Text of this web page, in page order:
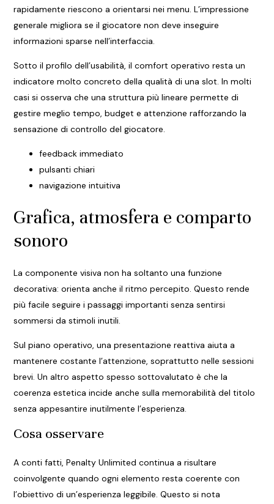
rapidamente riescono a orientarsi nei menu. L’impressione
generale migliora se il giocatore non deve inseguire
informazioni sparse nell’interfaccia.
Sotto il profilo dell’usabilità, il comfort operativo resta un
indicatore molto concreto della qualità di una slot. In molti
casi si osserva che una struttura più lineare permette di
gestire meglio tempo, budget e attenzione rafforzando la
sensazione di controllo del giocatore.
feedback immediato
pulsanti chiari
navigazione intuitiva
Grafica, atmosfera e comparto
sonoro
La componente visiva non ha soltanto una funzione
decorativa: orienta anche il ritmo percepito. Questo rende
più facile seguire i passaggi importanti senza sentirsi
sommersi da stimoli inutili.
Sul piano operativo, una presentazione reattiva aiuta a
mantenere costante l’attenzione, soprattutto nelle sessioni
brevi. Un altro aspetto spesso sottovalutato è che la
coerenza estetica incide anche sulla memorabilità del titolo
senza appesantire inutilmente l’esperienza.
Cosa osservare
A conti fatti, Penalty Unlimited continua a risultare
coinvolgente quando ogni elemento resta coerente con
l’obiettivo di un’esperienza leggibile. Questo si nota